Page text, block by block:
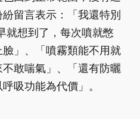
留言表示：「我還特別
就想到了，每次噴就憋
」、「噴霧類能不用就
敢喘氣」、「還有防曬
吸功能為代價」。